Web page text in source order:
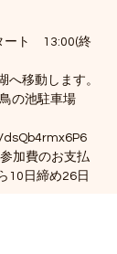
ート　13:00(終
へ移動します。
鳥の池駐車場
加費のお支払
10日締め26日